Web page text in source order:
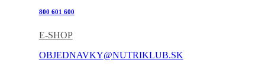
800 601 600
E-SHOP
OBJEDNAVKY@NUTRIKLUB.SK